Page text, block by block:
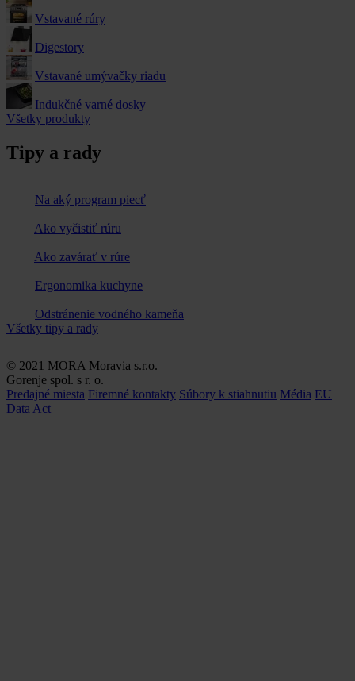
Vstavané rúry
Digestory
Vstavané umývačky riadu
Indukčné varné dosky
Všetky produkty
Tipy a rady
Na aký program piecť
Ako vyčistiť rúru
Ako zavárať v rúre
Ergonomika kuchyne
Odstránenie vodného kameňa
Všetky tipy a rady
© 2021 MORA Moravia s.r.o.
Gorenje spol. s r. o.
Predajné miesta Firemné kontakty Súbory k stiahnutiu Média EU
Data Act